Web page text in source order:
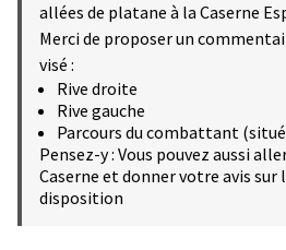
allées de platane à la Caserne
Merci de proposer un
visé :
Rive droite
Rive gauche
Parcours du combattant
Pensez-y : Vous pouvez aussi
Caserne et donner votre avis sur
disposition